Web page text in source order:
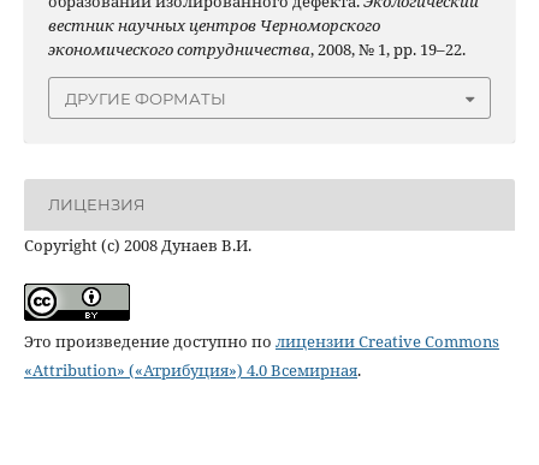
вестник научных центров Черноморского
экономического сотрудничества, 2008, № 1, pp. 19–22.
ДРУГИЕ ФОРМАТЫ
ЛИЦЕНЗИЯ
Copyright (c) 2008 Дунаев В.И.
Это произведение доступно по лицензии Creative Commons
«Attribution» («Атрибуция») 4.0 Всемирная.